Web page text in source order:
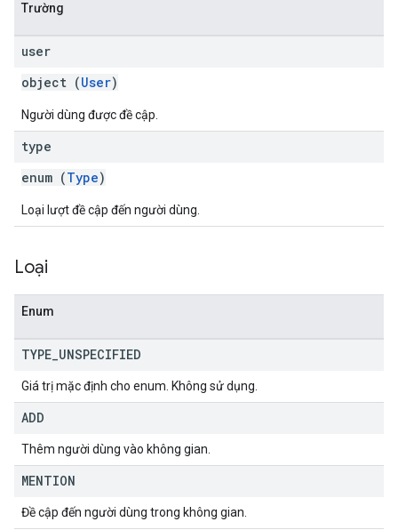
Trường
user
object (User)
Người dùng được đề cập.
type
enum (Type)
Loại lượt đề cập đến người dùng.
Loại
Enum
TYPE UNSPECIFIED
Giá trị mặc định cho enum. Không sử dụng.
ADD
Thêm người dùng vào không gian.
MENTION
Đề cập đến người dùng trong không gian.